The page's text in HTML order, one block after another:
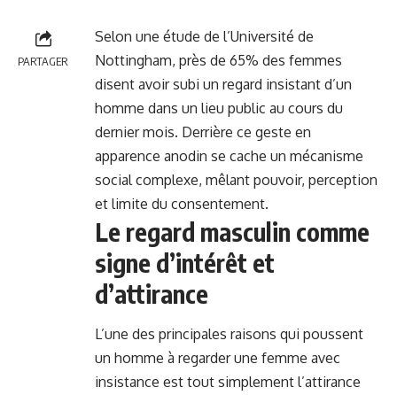
PARTAGER
Selon une étude de l’Université de
Nottingham, près de 65% des femmes
disent avoir subi un regard insistant d’un
homme dans un lieu public au cours du
dernier mois. Derrière ce geste en
apparence anodin se cache un mécanisme
social complexe, mêlant pouvoir, perception
et limite du consentement.
Le regard masculin comme
signe d’intérêt et
d’attirance
L’une des principales raisons qui poussent
un homme à regarder une femme avec
insistance est tout simplement l’attirance